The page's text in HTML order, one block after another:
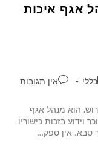
אגף איכות
כללי אין תגובות
הוא מנהל אגף
וידוע בזכות כישוריו
סבא. אין ספק…